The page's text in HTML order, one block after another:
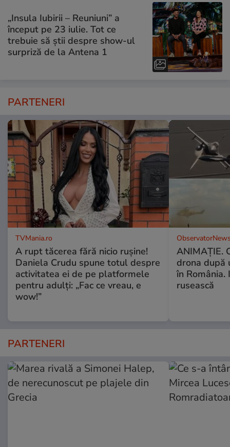
„Insula Iubirii – Reuniuni” a
început pe 23 iulie. Tot ce
trebuie să știi despre show-ul
surpriză de la Antena 1
PARTENERI
TVMania.ro
A rupt tăcerea fără nicio rușine!
Daniela Crudu spune totul despre
activitatea ei de pe platformele
pentru adulți: „Fac ce vreau, e
wow!”
ANIMAŢIE.
drona după
în România.
rusească
PARTENERI